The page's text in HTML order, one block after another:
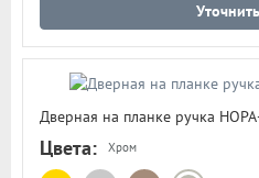
Дверная на планке ручка
Цвета: Хром